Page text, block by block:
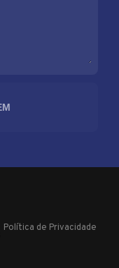
Política de Privacidade